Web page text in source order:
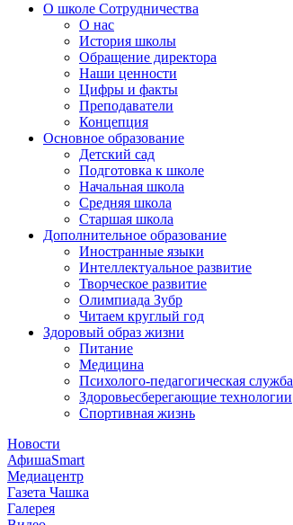
О школе Сотрудничества
О нас
История школы
Обращение директора
Наши ценности
Цифры и факты
Преподаватели
Концепция
Основное образование
Детский сад
Подготовка к школе
Начальная школа
Средняя школа
Старшая школа
Дополнительное образование
Иностранные языки
Интеллектуальное развитие
Творческое развитие
Олимпиада Зубр
Читаем круглый год
Здоровый образ жизни
Питание
Медицина
Психолого-педагогическая служба
Здоровьесберегающие технологии
Спортивная жизнь
Новости
АфишаSmart
Медиацентр
Газета Чашка
Галерея